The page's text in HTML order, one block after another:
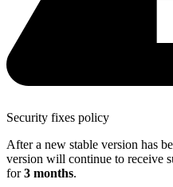
Security fixes policy
After a new stable version has
version will continue to receive
for3 months.